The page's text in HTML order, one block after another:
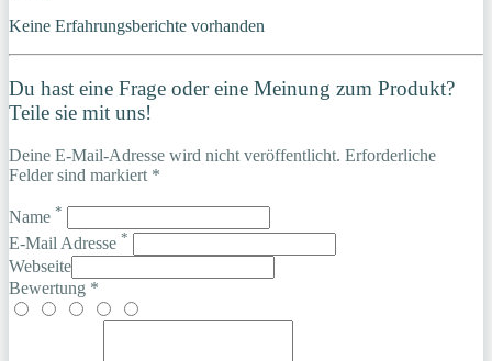
Keine Erfahrungsberichte vorhanden
Du hast eine Frage oder eine Meinung zum Produkt?
Teile sie mit uns!
Deine E-Mail-Adresse wird nicht veröffentlicht. Erforderliche
Felder sind markiert *
Name *
E-Mail Adresse *
Webseite
Bewertung *